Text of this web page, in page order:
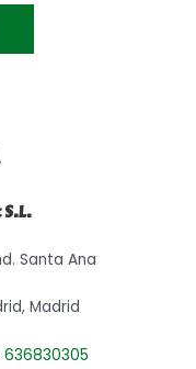
Santa Ana
Madrid
636830305